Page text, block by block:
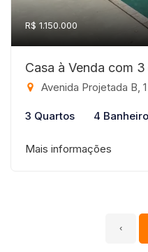
R$ 1.150.000
Casa à Venda com
Avenida Projetada B,
3 Quartos 4
Mais informações
‹